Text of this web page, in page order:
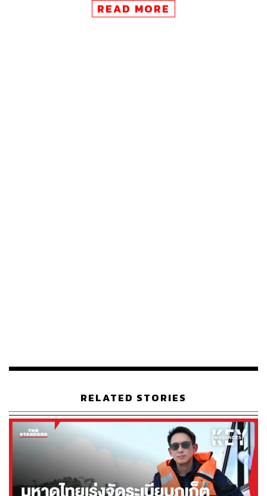
ลดการผลิตไฟฟ้าจากถ่านหินและเลิกสนับสนุนเชื้อเพลิง
เปลี่ยนแปลงของสภาพอากาศที่กำลังประสบอยู่ ขณะที่การ
องค์กรใหม่เพื่อให้ความช่วยเหลือแก่ประเทศเหล่านี้
โดยหน่วยงานดังกล่าวภายใต้สหประชาชาติ (UN) จะคอยให้
ความช่วยเหลือทางเทคนิคแก่ประเทศที่มีความเสี่ยง เพื่อช่วย
ให้พวกเขาสามารถหลีกเลี่ยงหรือแก้ไขผลกระทบที่ตามมา
จากการเปลี่ยนแปลงของสภาพภูมิอากาศได้
READ MORE
RELATED STORIES